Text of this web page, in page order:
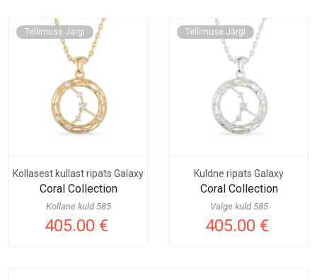
Tellimuse Järgi
Kollasest kullast ripats Galaxy
Coral Collection
Kollane kuld 585
405.00 €
Tellimuse Järgi
Kuldne ripats Galaxy
Coral Collection
Valge kuld 585
405.00 €